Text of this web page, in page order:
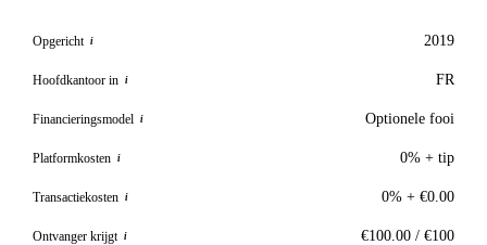
Opgericht i 2019
Hoofdkantoor in i FR
Financieringsmodel i Optionele fooi
Platformkosten i 0% + tip
Transactiekosten i 0% + €0.00
Ontvanger krijgt i €100.00 / €100